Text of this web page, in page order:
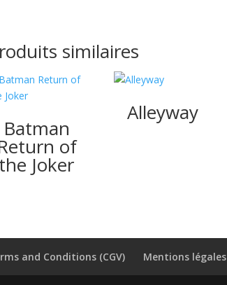
similaires
Batman
of
the Joker
Alleyway
and Conditions (CGV) Mentions légales